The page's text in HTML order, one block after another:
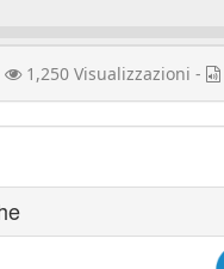
1,250 Visualizzazioni -